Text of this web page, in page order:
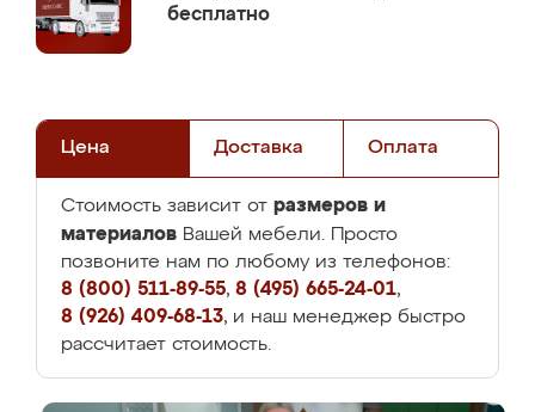
бесплатно
Цена Доставка Оплата
Стоимость зависит от размеров и
материалов Вашей мебели. Просто
позвоните нам по любому из телефонов:
8 (800) 511-89-55, 8 (495) 665-24-01,
8 (926) 409-68-13, и наш менеджер быстро
рассчитает стоимость.